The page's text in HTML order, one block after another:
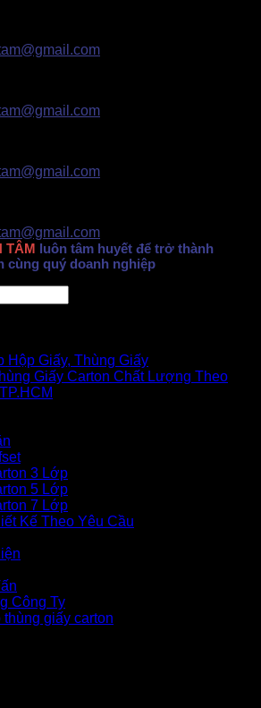
TÂM luôn tâm huyết để trở thành
cùng quý doanh nghiệp
Hộp Giấy, Thùng Giấy
Giấy Carton Chất Lượng Theo
3 Lớp
5 Lớp
7 Lớp
Kế Theo Yêu Cầu
Công Ty
thùng giấy carton